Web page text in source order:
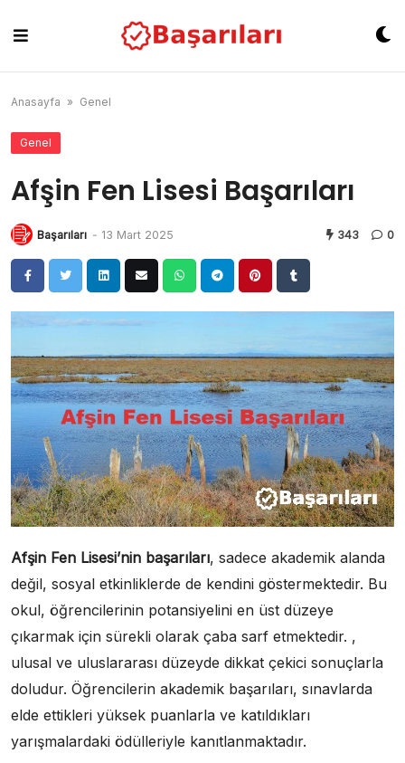
content
Anasayfa » Genel
Genel
Afşin Fen Lisesi Başarıları
Başarıları - 13 Mart 2025 343 0
Afşin Fen Lisesi’nin başarıları, sadece akademik alanda
değil, sosyal etkinliklerde de kendini göstermektedir. Bu
okul, öğrencilerinin potansiyelini en üst düzeye
çıkarmak için sürekli olarak çaba sarf etmektedir. ,
ulusal ve uluslararası düzeyde dikkat çekici sonuçlarla
doludur. Öğrencilerin akademik başarıları, sınavlarda
elde ettikleri yüksek puanlarla ve katıldıkları
yarışmalardaki ödülleriyle kanıtlanmaktadır.